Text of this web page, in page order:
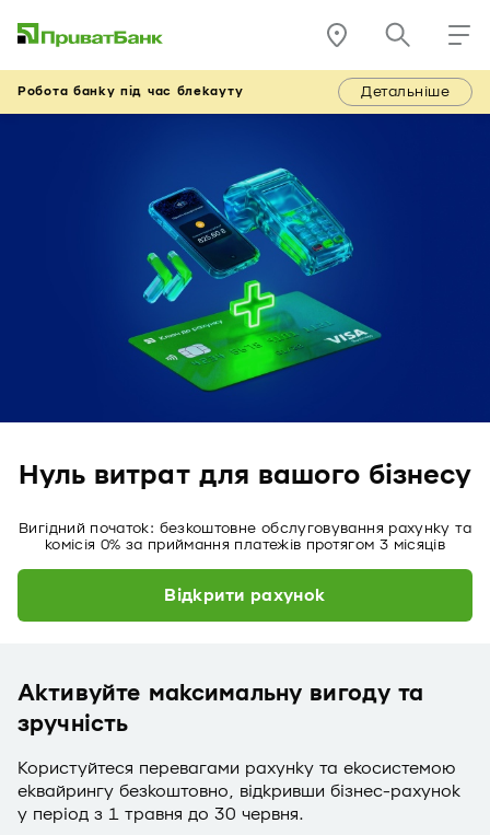
Робота банку під час блекауту Детальніше
Нуль витрат для вашого бізнесу
Вигідний початок: безкоштовне обслуговування рахунку та
комісія 0% за приймання платежів протягом 3 місяців
Відкрити рахунок
Активуйте максимальну вигоду та
зручність
Користуйтеся перевагами рахунку та екосистемою
еквайрингу безкоштовно, відкривши бізнес-рахунок
у період з 1 травня до 30 червня.